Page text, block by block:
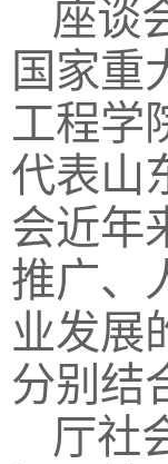
座谈
国家重
工程学
代表山
会近年
推广、
业发展
分别结
厅社